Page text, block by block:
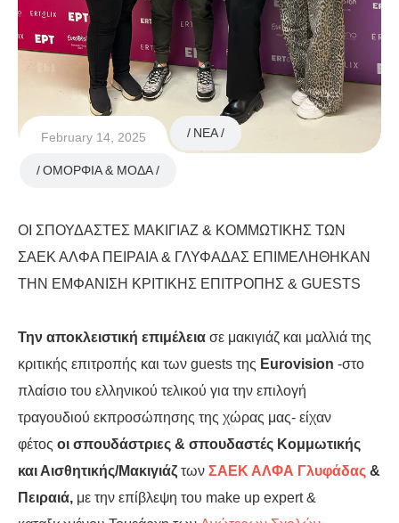
February 14, 2025 NEA
ΟΜΟΡΦΙΑ & ΜΟΔΑ
OI ΣΠΟΥΔΑΣΤΕΣ ΜΑΚΙΓΙΑΖ & ΚΟΜΜΩΤΙΚΗΣ ΤΩΝ
ΣΑΕΚ ΑΛΦΑ ΠΕΙΡΑΙΑ & ΓΛΥΦΑΔΑΣ ΕΠΙΜΕΛΗΘΗΚΑΝ
ΤΗΝ ΕΜΦΑΝΙΣΗ ΚΡΙΤΙΚΗΣ ΕΠΙΤΡΟΠΗΣ & GUESTS
Την αποκλειστική επιμέλεια σε μακιγιάζ και μαλλιά της
κριτικής επιτροπής και των guests της Eurovision -στο
πλαίσιο του ελληνικού τελικού για την επιλογή
τραγουδιού εκπροσώπησης της χώρας μας- είχαν
φέτος οι σπουδάστριες & σπουδαστές Κομμωτικής
και Αισθητικής/Μακιγιάζ των ΣΑΕΚ ΑΛΦΑ Γλυφάδας &
Πειραιά, με την επίβλεψη του make up expert &